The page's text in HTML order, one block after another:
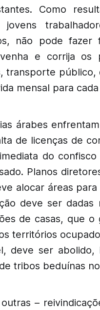
Como
jovens
não pode fazer
e corrija os
transporte
mensal para
árabes
de licenças de
do
Planos
alocar áreas
deve ser
de casas, que
territórios
deve ser abolido,
tribos beduínas
–